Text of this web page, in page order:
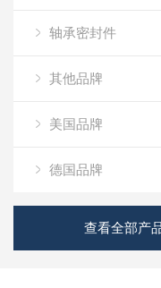
轴承密封件
其他品牌
美国品牌
德国品牌
查看全部产